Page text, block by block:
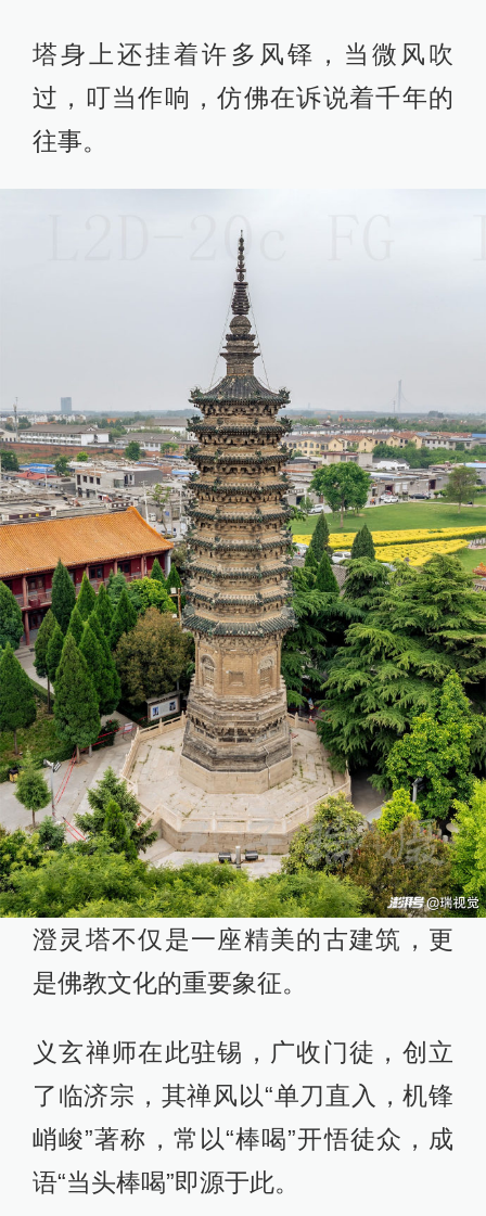
塔身上还挂着许多风铎，当微风吹
过，叮当作响，仿佛在诉说着千年的
往事。
澄灵塔不仅是一座精美的古建筑，更
是佛教文化的重要象征。
义玄禅师在此驻锡，广收门徒，创立
了临济宗，其禅风以“单刀直入，机锋
峭峻”著称，常以“棒喝”开悟徒众，成
语“当头棒喝”即源于此。